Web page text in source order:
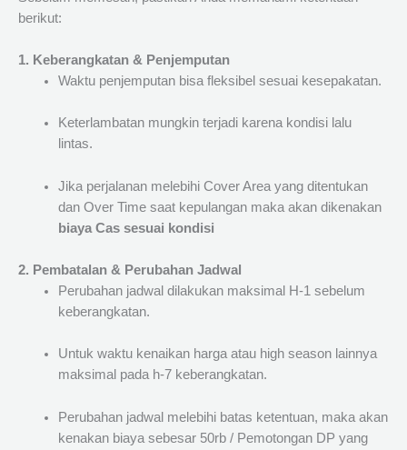
berikut:
1. Keberangkatan & Penjemputan
Waktu penjemputan bisa fleksibel sesuai kesepakatan.
Keterlambatan mungkin terjadi karena kondisi lalu
lintas.
Jika perjalanan melebihi Cover Area yang ditentukan
dan Over Time saat kepulangan maka akan dikenakan
biaya Cas sesuai kondisi
2. Pembatalan & Perubahan Jadwal
Perubahan jadwal dilakukan maksimal H-1 sebelum
keberangkatan.
Untuk waktu kenaikan harga atau high season lainnya
maksimal pada h-7 keberangkatan.
Perubahan jadwal melebihi batas ketentuan, maka akan
kenakan biaya sebesar 50rb / Pemotongan DP yang